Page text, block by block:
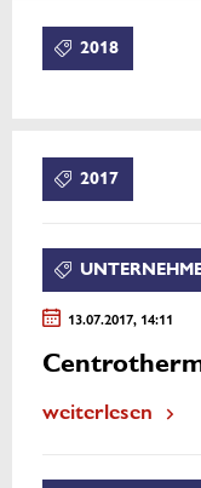
2018
2017
13.07.2017, 14:11
weiterlesen